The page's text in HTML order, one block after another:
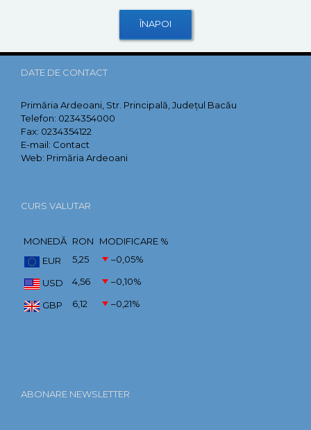
DATE DE CONTACT
Primăria Ardeoani, Str. Principală, Județul Bacău
Telefon: 0234354000
Fax: 0234354122
E-mail: Contact
Web: Primăria Ardeoani
CURS VALUTAR
MONEDĂ RON
MODIFICARE %
EUR
5,25 –0,05%
USD 4,56 –0,10%
GBP 6,12 –0,21%
ABONARE NEWSLETTER